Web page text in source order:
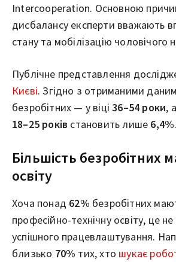
Intercooperation. Основною
дисбалансу експерти вважають
стану та мобілізацію чоловічого
Публічне представлення
Києві. Згідно з отриманими
безробітних — у віці36–54 роки,
18–25 років становить лише 6,4%.
Більшість безробітних
освіту
Хоча понад 62% безробітних
професійно-технічну освіту, це не
успішного працевлаштування.
близько 70% тих, хто шукає